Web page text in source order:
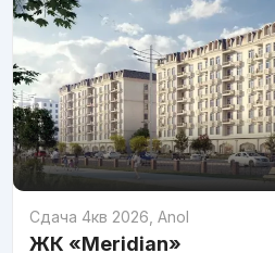
Сдача 4кв 2026 Anol
ЖК «Meridian»